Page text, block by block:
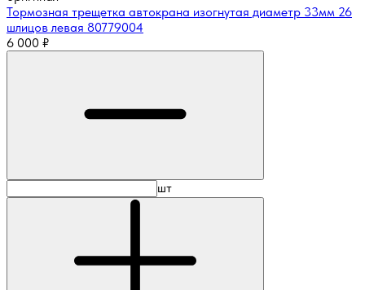
Тормозная трещетка автокрана изогнутая диаметр 33мм 26
шлицов левая 80779004
6 000 ₽
шт